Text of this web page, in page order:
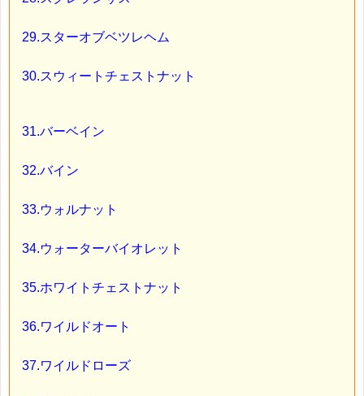
29.スターオブベツレヘム
30.スウィートチェストナット
31.バーベイン
32.バイン
33.ウォルナット
34.ウォーターバイオレット
35.ホワイトチェストナット
36.ワイルドオート
37.ワイルドローズ